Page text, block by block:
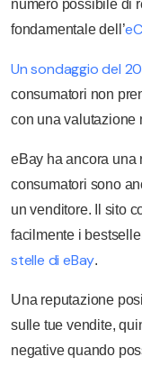
numero possibile di
fondamentale dell’
Un sondaggio del
consumatori non
con una valutazione
eBay ha ancora una
consumatori sono
un venditore. Il sito
facilmente i
stelle di eBay.
Una reputazione
sulle tue vendite,
negative quando